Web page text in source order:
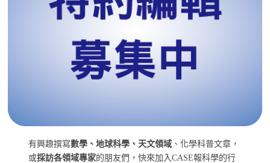
有興趣撰寫數學、地球科學、天文領域 、化學科普文章，
或採訪各領域專家的朋友們，快來加入CASE報科學的行